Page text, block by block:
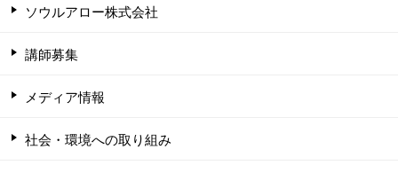
ソウルアロー株式会社
講師募集
メディア情報
社会・環境への取り組み